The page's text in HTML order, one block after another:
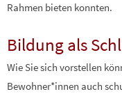
Rahmen bieten konnten.
Bildung als
Wie Sie sich vorstellen
Bewohner*innen auch